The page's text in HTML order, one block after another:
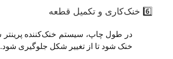
6️⃣ خنک‌کاری و تکمیل قطعه
خنک شود تا از تغییر شکل جلوگیری شود.